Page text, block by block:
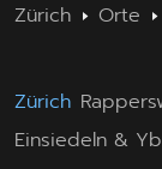
Zürich Orte
Zürich
Einsiedeln &